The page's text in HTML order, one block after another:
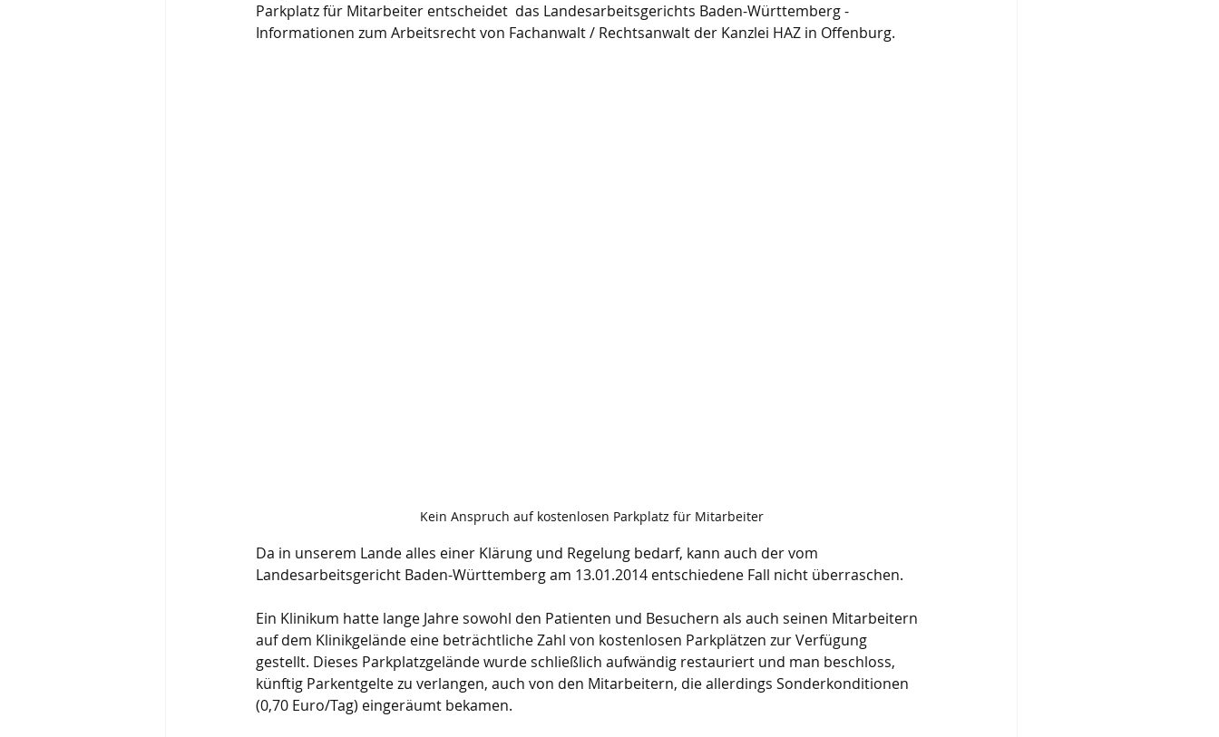
Parkplatz für Mitarbeiter entscheidet  das Landesarbeitsgerichts Baden-Württemberg -
Informationen zum Arbeitsrecht von Fachanwalt / Rechtsanwalt der Kanzlei HAZ in Offenburg.
Kein Anspruch auf kostenlosen Parkplatz für Mitarbeiter
Da in unserem Lande alles einer Klärung und Regelung bedarf, kann auch der vom
Landesarbeitsgericht Baden-Württemberg am 13.01.2014 entschiedene Fall nicht überraschen.
Ein Klinikum hatte lange Jahre sowohl den Patienten und Besuchern als auch seinen Mitarbeitern
auf dem Klinikgelände eine beträchtliche Zahl von kostenlosen Parkplätzen zur Verfügung
gestellt. Dieses Parkplatzgelände wurde schließlich aufwändig restauriert und man beschloss,
künftig Parkentgelte zu verlangen, auch von den Mitarbeitern, die allerdings Sonderkonditionen
(0,70 Euro/Tag) eingeräumt bekamen.